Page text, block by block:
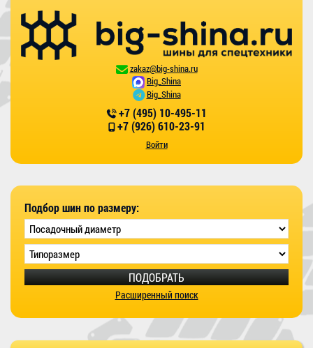
zakaz@big-shina.ru
Big_Shina
Big_Shina
+7 (495) 10-495-11
+7 (926) 610-23-91
Войти
Подбор шин по размеру:
ПОДОБРАТЬ
Расширенный поиск